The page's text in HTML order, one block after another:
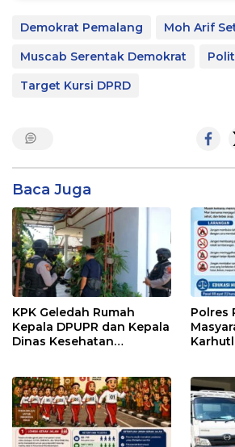
Demokrat Pemalang
Moh Arif
Muscab Serentak Demokrat
Target Kursi DPRD
Baca Juga
KPK Geledah Rumah
Kepala DPUPR dan Kepala
Dinas Kesehatan
Polres